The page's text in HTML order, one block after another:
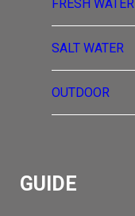
FRESH WATER
SALT WATER
OUTDOOR
GUIDE